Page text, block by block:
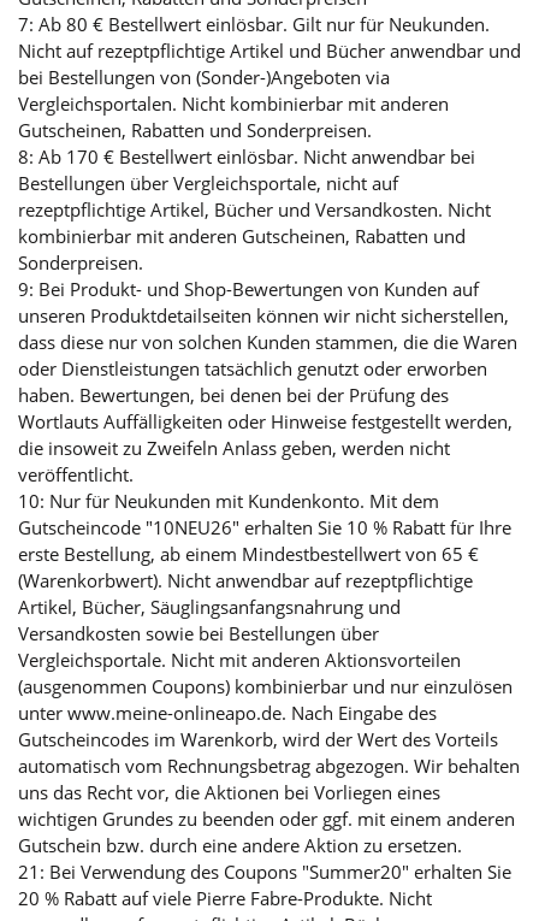
7: Ab 80 € Bestellwert einlösbar. Gilt nur für Neukunden.
Nicht auf rezeptpflichtige Artikel und Bücher anwendbar und
bei Bestellungen von (Sonder-)Angeboten via
Vergleichsportalen. Nicht kombinierbar mit anderen
Gutscheinen, Rabatten und Sonderpreisen.
8: Ab 170 € Bestellwert einlösbar. Nicht anwendbar bei
Bestellungen über Vergleichsportale, nicht auf
rezeptpflichtige Artikel, Bücher und Versandkosten. Nicht
kombinierbar mit anderen Gutscheinen, Rabatten und
Sonderpreisen.
9: Bei Produkt- und Shop-Bewertungen von Kunden auf
unseren Produktdetailseiten können wir nicht sicherstellen,
dass diese nur von solchen Kunden stammen, die die Waren
oder Dienstleistungen tatsächlich genutzt oder erworben
haben. Bewertungen, bei denen bei der Prüfung des
Wortlauts Auffälligkeiten oder Hinweise festgestellt werden,
die insoweit zu Zweifeln Anlass geben, werden nicht
veröffentlicht.
10: Nur für Neukunden mit Kundenkonto. Mit dem
Gutscheincode "10NEU26" erhalten Sie 10 % Rabatt für Ihre
erste Bestellung, ab einem Mindestbestellwert von 65 €
(Warenkorbwert). Nicht anwendbar auf rezeptpflichtige
Artikel, Bücher, Säuglingsanfangsnahrung und
Versandkosten sowie bei Bestellungen über
Vergleichsportale. Nicht mit anderen Aktionsvorteilen
(ausgenommen Coupons) kombinierbar und nur einzulösen
unter www.meine-onlineapo.de. Nach Eingabe des
Gutscheincodes im Warenkorb, wird der Wert des Vorteils
automatisch vom Rechnungsbetrag abgezogen. Wir behalten
uns das Recht vor, die Aktionen bei Vorliegen eines
wichtigen Grundes zu beenden oder ggf. mit einem anderen
Gutschein bzw. durch eine andere Aktion zu ersetzen.
21: Bei Verwendung des Coupons "Summer20" erhalten Sie
20 % Rabatt auf viele Pierre Fabre-Produkte. Nicht